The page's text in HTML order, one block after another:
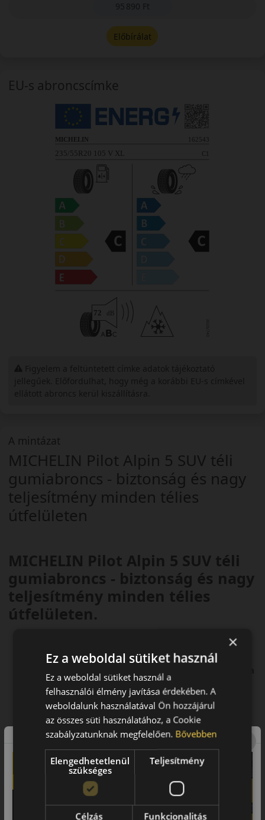
A mintázat
MICHELIN Pilot Alpin 5 SUV téli
gumiabroncs - biztonság és nagy
teljesítmény minden télies
útfelületen
MICHELIN Pilot Alpin 5 SUV téli
gumiabroncs - biztonság és nagy
teljesítmény minden télies
útfelületen.
Kiváló fékhatás havas útfelületen
télies utakon
Kifejezetten SUV modellekre jellemző igénybevételre
tervezett, megerősített oldalfal
Elfogadott és elismert a vezető prémium autógyátók által
95 890 Ft
Előbírálat
EU-s abroncscímke
×
Ez a weboldal sütiket használ
Ez a weboldal sütiket használ a
felhasználói élmény javítása érdekében. A
weboldalunk használatával Ön hozzájárul
az összes süti használatához, a Cookie
szabályzatunknak megfelelően. Bővebben
Elengedhetetlenül
szükséges
Teljesítmény
Célzás Funkcionalitás